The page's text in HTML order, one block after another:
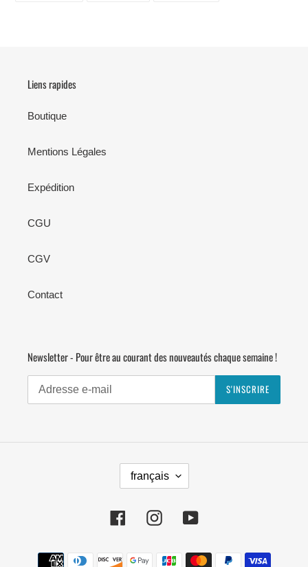
Liens rapides
Boutique
Mentions Légales
Expédition
CGU
CGV
Contact
Newsletter - Pour être au courant des nouveautés chaque semaine !
S'INSCRIRE
L
A
G
U
français
FacebookInstagramYouTube
Moyens